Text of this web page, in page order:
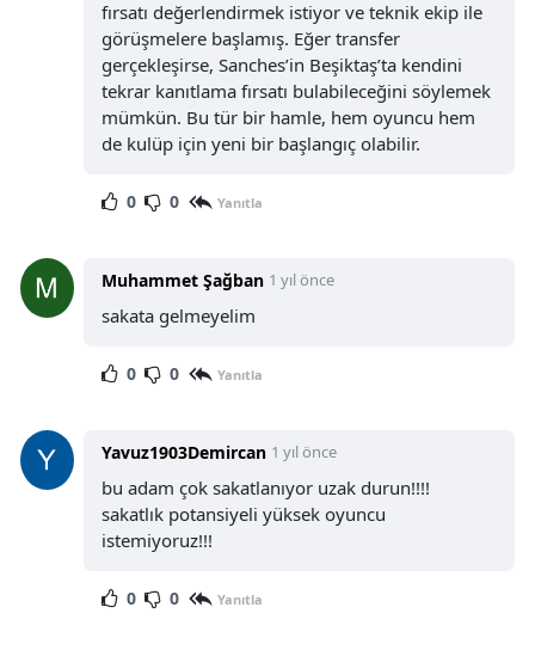
fırsatı değerlendirmek istiyor ve teknik ekip ile
görüşmelere başlamış. Eğer transfer
gerçekleşirse, Sanches’in Beşiktaş’ta kendini
tekrar kanıtlama fırsatı bulabileceğini söylemek
mümkün. Bu tür bir hamle, hem oyuncu hem
de kulüp için yeni bir başlangıç olabilir.
0 0 Yanıtla
Muhammet Şağban 1 yıl önce
sakata gelmeyelim
0 0 Yanıtla
Yavuz1903Demircan 1 yıl önce
bu adam çok sakatlanıyor uzak durun!!!!
sakatlık potansiyeli yüksek oyuncu
istemiyoruz!!!
0 0 Yanıtla